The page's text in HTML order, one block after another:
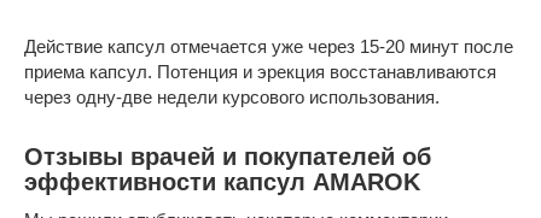
Действие капсул отмечается уже через 15-20 минут после
приема капсул. Потенция и эрекция восстанавливаются
через одну-две недели курсового использования.
Отзывы врачей и покупателей об
эффективности капсул AMAROK